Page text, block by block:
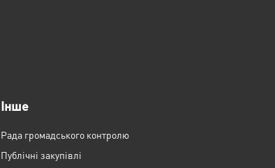
Інше
Рада громадського контролю
Публічні закупівлі